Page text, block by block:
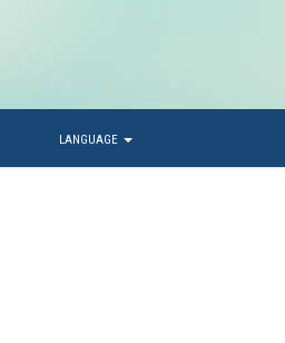
LANGUAGE